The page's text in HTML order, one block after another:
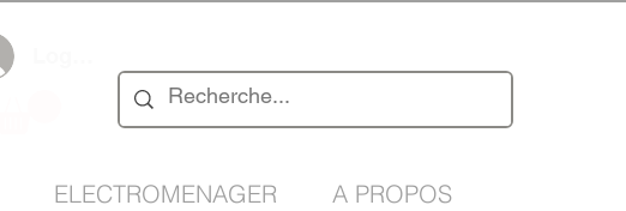
ELECTROMENAGER A PROPOS